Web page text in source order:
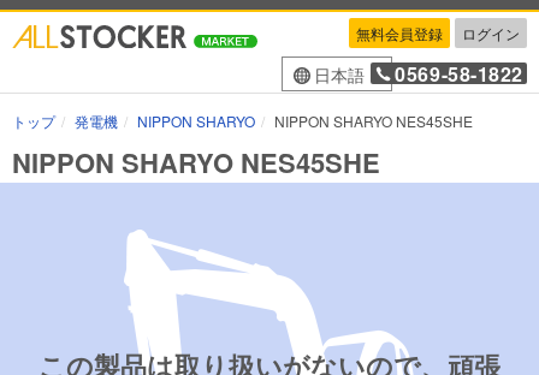
無料会員登録 ログイン
日本語 0569-58-1822
トップ 発電機 NIPPON SHARYO NIPPON SHARYO NES45SHE
NIPPON SHARYO NES45SHE
この製品は取り扱いがないので、頑張